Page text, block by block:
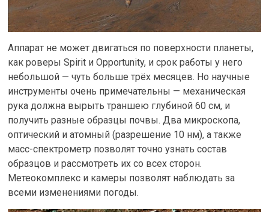
Аппарат не может двигаться по поверхности планеты,
как роверы Spirit и Opportunity, и срок работы у него
небольшой — чуть больше трёх месяцев. Но научные
инструменты очень примечательны — механическая
рука должна вырыть траншею глубиной 60 см, и
получить разные образцы почвы. Два микроскопа,
оптический и атомный (разрешение 10 нм), а также
масс-спектрометр позволят точно узнать состав
образцов и рассмотреть их со всех сторон.
Метеокомплекс и камеры позволят наблюдать за
всеми изменениями погоды.